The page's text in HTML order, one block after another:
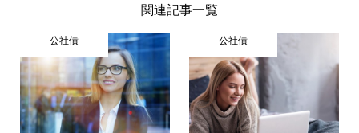
関連記事一覧
公社債 公社債